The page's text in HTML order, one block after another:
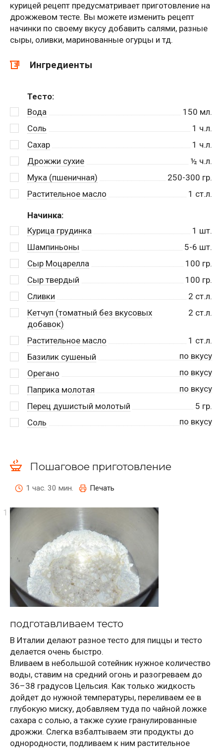
курицей рецепт предусматривает приготовление на
дрожжевом тесте. Вы можете изменить рецепт
начинки по своему вкусу добавить салями, разные
сыры, оливки, маринованные огурцы и тд.
Ингредиенты
Тесто:
Вода
150 мл.
Соль
1 ч.л.
Сахар
1 ч.л.
Дрожжи сухие
½ ч.л.
Мука (пшеничная)
250-300 гр.
Растительное масло
1 ст.л.
Начинка:
Курица грудинка
1 шт.
Шампиньоны
5-6 шт.
Сыр Моцарелла
100 гр.
Сыр твердый
100 гр.
Сливки
2 ст.л.
Кетчуп (томатный без вкусовых
добавок)
2 ст.л.
Растительное масло 1 ст.л.
Базилик сушеный
по вкусу
Орегано
по вкусу
Паприка молотая
по вкусу
Перец душистый молотый
5 гр.
Соль
по вкусу
Пошаговое приготовление
1 час. 30 мин. Печать
подготавливаем тесто
В Италии делают разное тесто для пиццы и тесто
делается очень быстро.
Вливаем в небольшой сотейник нужное количество
воды, ставим на средний огонь и разогреваем до
36–38 градусов Цельсия. Как только жидкость
дойдет до нужной температуры, переливаем ее в
глубокую миску, добавляем туда по чайной ложке
сахара с солью, а также сухие гранулированные
дрожжи. Слегка взбалтываем эти продукты до
однородности, подливаем к ним растительное